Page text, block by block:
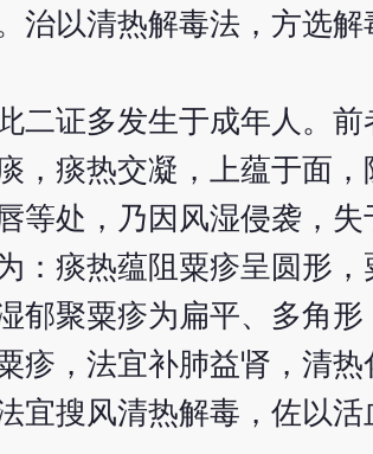
治以清热解毒法，方选
二证多发生于成年人。
，痰热交凝，上蕴于面
等处，乃因风湿侵袭，
：痰热蕴阻粟疹呈圆形
郁聚粟疹为扁平、多角
疹，法宜补肺益肾，清
宜搜风清热解毒，佐以活